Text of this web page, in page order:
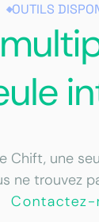
OUTILS
Chift, une
ne trouvez
Contactez-